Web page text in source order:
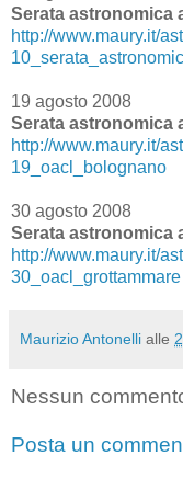
Serata astronomica
http://www.maury.it/
19 agosto 2008
Serata astronomica
http://www.maury.it/
19_oacl_bolognano
30 agosto 2008
Serata astronomica
http://www.maury.it/
30_oacl_grottammare
Maurizio Antonelli alle
Nessun
Posta un